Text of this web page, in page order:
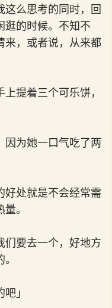
这么思考的同时，回
逛的时候。不知不
来，或者说，从来都
提着三个可乐饼，
因为她一口气吃了两
好处就是不会经常需
。
们要去一个，好地方
」